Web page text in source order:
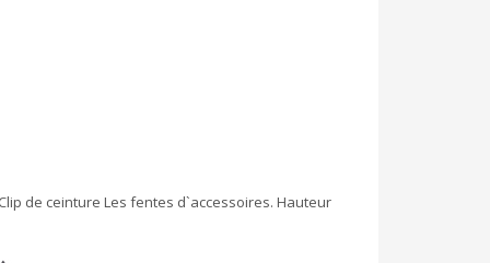
de ceinture Les fentes d`accessoires. Hauteur